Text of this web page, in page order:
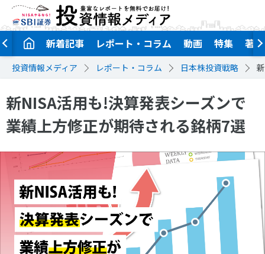
新着記事 レポート・コラム 動画 特集 著者
投資情報メディア レポート・コラム 日本株投資戦略
新NISA活用も!決算発表シーズンで
業績上方修正が期待される銘柄7選